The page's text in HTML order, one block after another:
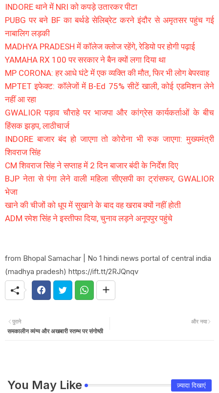
INDORE थाने में NRI को कपड़े उतारकर पीटा
PUBG पर बने BF का बर्थडे सेलिब्रेट करने इंदौर से अमृतसर पहुंच गई
नाबालिग लड़की
MADHYA PRADESH में कॉलेज क्लोज रहेंगे, रेडियो पर होगी पढ़ाई
YAMAHA RX 100 पर सरकार ने बैन क्यों लगा दिया था
MP CORONA: हर आधे घंटे में एक व्यक्ति की मौत, फिर भी लोग बेपरवाह
MPTET इफेक्ट: कॉलेजों में B-Ed 75% सीटें खाली, कोई एडमिशन लेने
नहीं आ रहा
GWALIOR पड़ाव चौराहे पर भाजपा और कांग्रेस कार्यकर्ताओं के बीच
हिंसक झड़प, लाठीचार्ज
INDORE बाजार बंद हो जाएगा तो कोरोना भी रुक जाएगा: मुख्यमंत्री
शिवराज सिंह
CM शिवराज सिंह ने सप्ताह में 2 दिन बाजार बंदी के निर्देश दिए
BJP नेता से पंगा लेने वाली महिला सीएसपी का ट्रांसफर, GWALIOR
भेजा
खाने की चीजों को धूप में सुखाने के बाद वह खराब क्यों नहीं होती
ADM रमेश सिंह ने इस्तीफा दिया, चुनाव लड़ने अनूपपुर पहुंचे
from Bhopal Samachar | No 1 hindi news portal of central india
(madhya pradesh) https://ift.tt/2RJQnqv
और नया
पुराने
समकालीन व्यंग्य और अखबारी स्तम्भ पर संगोष्ठी
You May Like ज़्यादा दिखाएं